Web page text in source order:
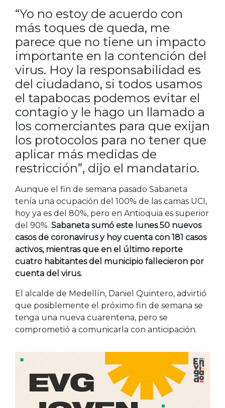
“Yo no estoy de acuerdo con
más toques de queda, me
parece que no tiene un impacto
importante en la contención del
virus. Hoy la responsabilidad es
del ciudadano, si todos usamos
el tapabocas podemos evitar el
contagio y le hago un llamado a
los comerciantes para que exijan
los protocolos para no tener que
aplicar más medidas de
restricción”, dijo el mandatario.
Aunque el fin de semana pasado Sabaneta
tenía una ocupación del 100% de las camas UCI,
hoy ya es del 80%, pero en Antioquia es superior
del 90%. Sabaneta sumó este lunes 50 nuevos
casos de coronavirus y hoy cuenta con 181 casos
activos, mientras que en el último reporte
cuatro habitantes del municipio fallecieron por
cuenta del virus.
El alcalde de Medellín, Daniel Quintero, advirtió
que posiblemente el próximo fin de semana se
tenga una nueva cuarentena, pero se
comprometió a comunicarla con anticipación.